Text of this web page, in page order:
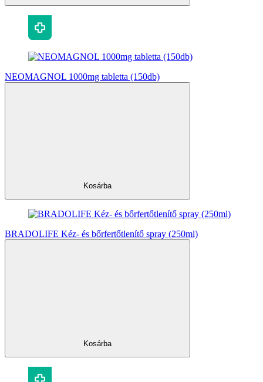
NEOMAGNOL 1000mg tabletta (150db)
Kosárba
BRADOLIFE Kéz- és bőrfertőtlenítő spray (250ml)
Kosárba